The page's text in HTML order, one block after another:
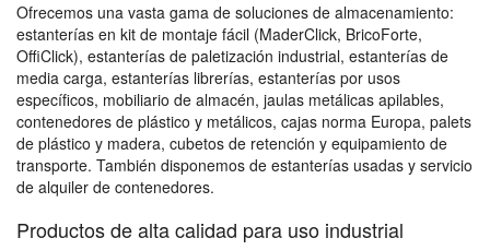
Ofrecemos una vasta gama de soluciones de almacenamiento:
estanterías en kit de montaje fácil (MaderClick, BricoForte,
OffiClick), estanterías de paletización industrial, estanterías de
media carga, estanterías librerías, estanterías por usos
específicos, mobiliario de almacén, jaulas metálicas apilables,
contenedores de plástico y metálicos, cajas norma Europa, palets
de plástico y madera, cubetos de retención y equipamiento de
transporte. También disponemos de estanterías usadas y servicio
de alquiler de contenedores.
Productos de alta calidad para uso industrial